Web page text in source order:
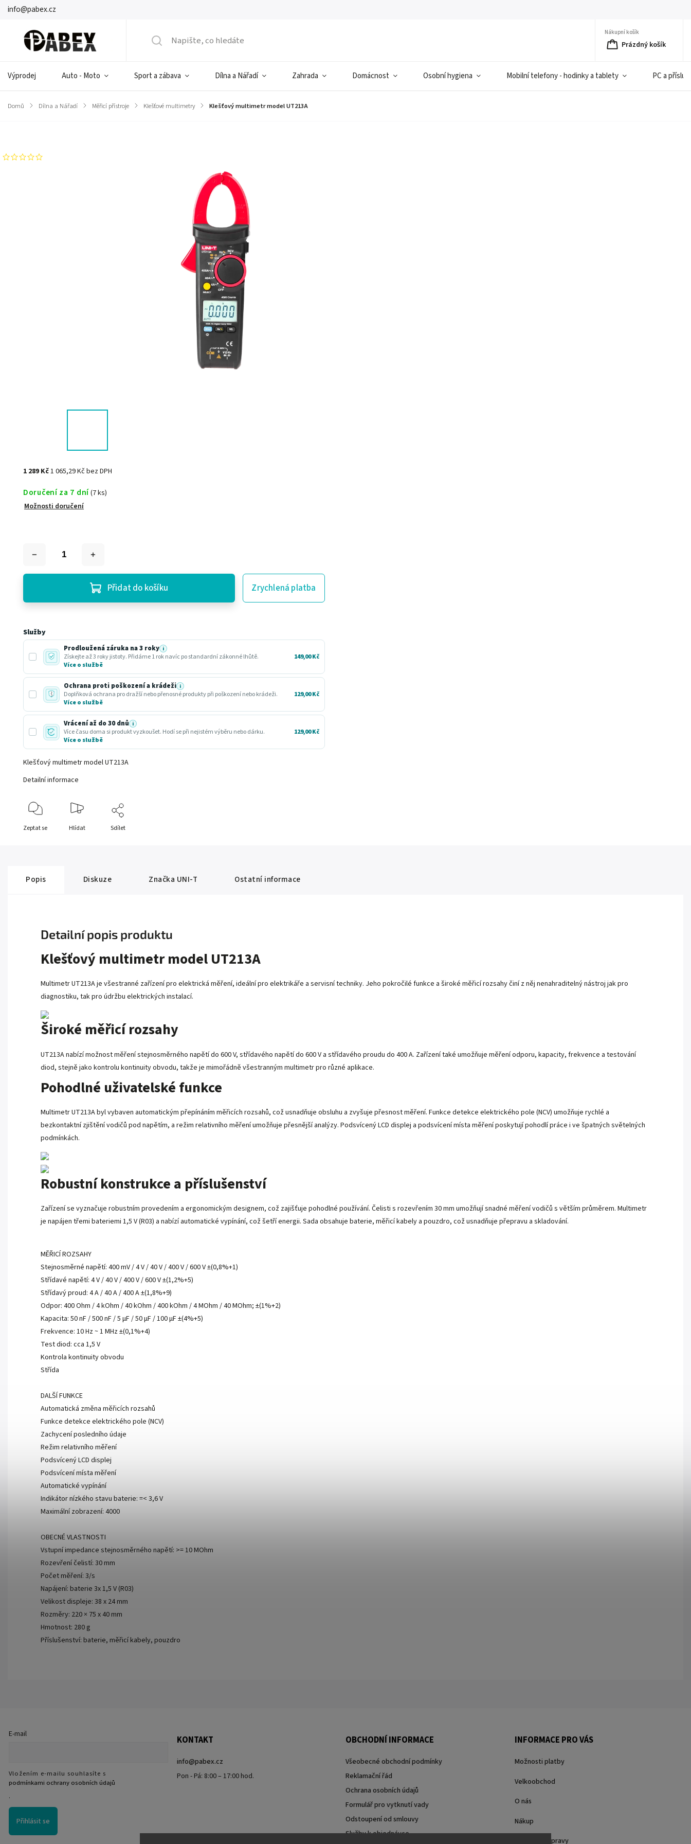
info@pabex.cz
Nákupní košík
Prázdný košík
Výprodej Auto - Moto Sport a zábava Dílna a Nářadí Zahrada Domácnost Osobní hygiena Mobilní telefony - hodinky a tablety PC a
Domů / Dílna a Nářadí / Měřicí přístroje / Klešťové multimetry / Klešťový multimetr model UT213A
1 289 Kč1 065,29 Kč bez DPH
Doručení za 7 dní(7 ks)
Možnosti doručení
Přidat do košíku Zrychlená platba
Služby
Prodloužená záruka na 3 roky i
Získejte až 3 roky jistoty. Přidáme 1 rok navíc po standardní zákonné lhůtě.
Více o službě
149,00 Kč
Ochrana proti poškození a krádeži i
Doplňková ochrana pro dražší nebo přenosné produkty při poškození nebo krádeži.
Více o službě
129,00 Kč
Vrácení až do 30 dnů i
Více času doma si produkt vyzkoušet. Hodí se při nejistém výběru nebo dárku.
Více o službě
129,00 Kč
Klešťový multimetr model UT213A
Detailní informace
Zeptat se Hlídat Sdílet
Popis Diskuze Značka UNI-T Ostatní informace
Detailní popis produktu
Klešťový multimetr model UT213A
Multimetr UT213A je všestranné zařízení pro elektrická měření, ideální pro elektrikáře a servisní techniky. Jeho pokročilé funkce a široké měřicí rozsahy činí z něj nenahraditelný nástroj jak pro
diagnostiku, tak pro údržbu elektrických instalací.
Široké měřicí rozsahy
UT213A nabízí možnost měření stejnosměrného napětí do 600 V, střídavého napětí do 600 V a střídavého proudu do 400 A. Zařízení také umožňuje měření odporu, kapacity, frekvence a testování
diod, stejně jako kontrolu kontinuity obvodu, takže je mimořádně všestranným multimetr pro různé aplikace.
Pohodlné uživatelské funkce
Multimetr UT213A byl vybaven automatickým přepínáním měřicích rozsahů, což usnadňuje obsluhu a zvyšuje přesnost měření. Funkce detekce elektrického pole (NCV) umožňuje rychlé a
bezkontaktní zjištění vodičů pod napětím, a režim relativního měření umožňuje přesnější analýzy. Podsvícený LCD displej a podsvícení místa měření poskytují pohodlí práce i ve špatných světelných
podmínkách.
Robustní konstrukce a příslušenství
Zařízení se vyznačuje robustním provedením a ergonomickým designem, což zajišťuje pohodlné používání. Čelisti s rozevřením 30 mm umožňují snadné měření vodičů s větším průměrem. Multimetr
je napájen třemi bateriemi 1,5 V (R03) a nabízí automatické vypínání, což šetří energii. Sada obsahuje baterie, měřicí kabely a pouzdro, což usnadňuje přepravu a skladování.
MĚŘICÍ ROZSAHY
Stejnosměrné napětí: 400 mV / 4 V / 40 V / 400 V / 600 V ±(0,8%+1)
Střídavé napětí: 4 V / 40 V / 400 V / 600 V ±(1,2%+5)
Střídavý proud: 4 A / 40 A / 400 A ±(1,8%+9)
Odpor: 400 Ohm / 4 kOhm / 40 kOhm / 400 kOhm / 4 MOhm / 40 MOhm; ±(1%+2)
Kapacita: 50 nF / 500 nF / 5 µF / 50 µF / 100 µF ±(4%+5)
Frekvence: 10 Hz ~ 1 MHz ±(0,1%+4)
Test diod: cca 1,5 V
Kontrola kontinuity obvodu
Střída
DALŠÍ FUNKCE
Automatická změna měřicích rozsahů
Funkce detekce elektrického pole (NCV)
Zachycení posledního údaje
Režim relativního měření
Podsvícený LCD displej
Podsvícení místa měření
Automatické vypínání
Indikátor nízkého stavu baterie: =< 3,6 V
Maximální zobrazení: 4000
OBECNÉ VLASTNOSTI
Vstupní impedance stejnosměrného napětí: >= 10 MOhm
Rozevření čelistí: 30 mm
Počet měření: 3/s
Napájení: baterie 3x 1,5 V (R03)
Velikost displeje: 38 x 24 mm
Rozměry: 220 × 75 x 40 mm
Hmotnost: 280 g
Příslušenství: baterie, měřicí kabely, pouzdro
E-mail
Vložením e-mailu souhlasíte s
podmínkami ochrany osobních údajů
.
Přihlásit se
KONTAKT
info@pabex.cz
Pon - Pá: 8:00 – 17:00 hod.
OBCHODNÍ INFORMACE
Všeobecné obchodní podmínky
Reklamační řád
Ochrana osobních údajů
Formulář pro vytknutí vady
Odstoupení od smlouvy
Služby k objednávce
INFORMACE PRO VÁS
Možnosti platby
Velkoobchod
O nás
Nákup
Způsoby dopravy